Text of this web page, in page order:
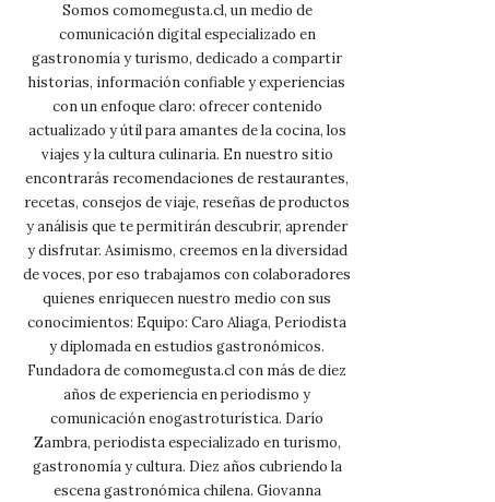
Somos comomegusta.cl, un medio de
comunicación digital especializado en
gastronomía y turismo, dedicado a compartir
historias, información confiable y experiencias
con un enfoque claro: ofrecer contenido
actualizado y útil para amantes de la cocina, los
viajes y la cultura culinaria. En nuestro sitio
encontrarás recomendaciones de restaurantes,
recetas, consejos de viaje, reseñas de productos
y análisis que te permitirán descubrir, aprender
y disfrutar. Asimismo, creemos en la diversidad
de voces, por eso trabajamos con colaboradores
quienes enriquecen nuestro medio con sus
conocimientos: Equipo: Caro Aliaga, Periodista
y diplomada en estudios gastronómicos.
Fundadora de comomegusta.cl con más de diez
años de experiencia en periodismo y
comunicación enogastroturística. Darío
Zambra, periodista especializado en turismo,
gastronomía y cultura. Diez años cubriendo la
escena gastronómica chilena. Giovanna